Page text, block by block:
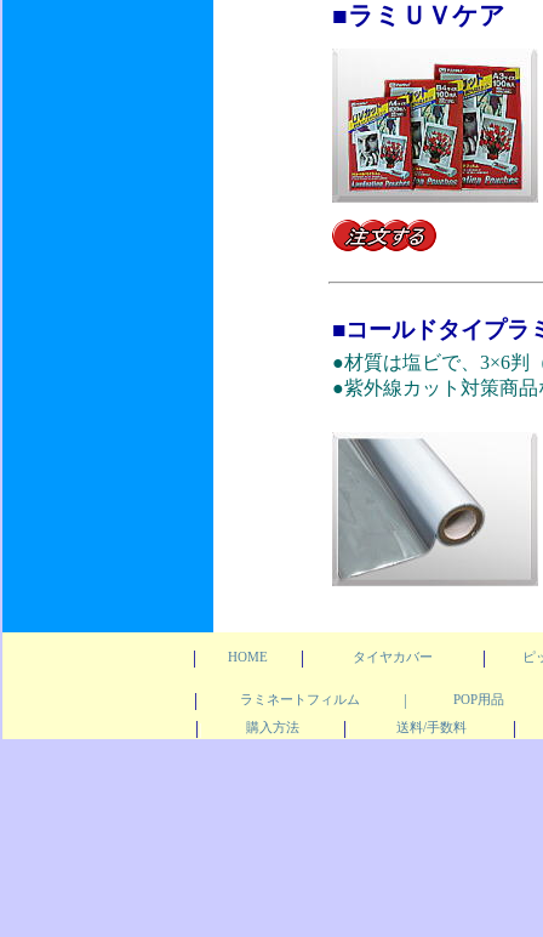
■ラミＵＶケア
■コールドタイプラ
●材質は塩ビで、3×6判
●紫外線カット対策商
| HOME | タイヤカバー | ピ
| ラミネートフィルム | POP用品
|| 購入方法 || 送料/手数料 ||